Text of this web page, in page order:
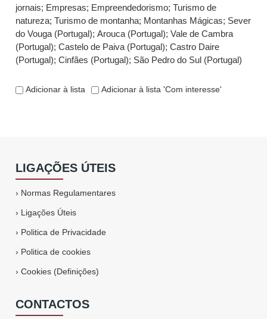
jornais; Empresas; Empreendedorismo;Turismo de
natureza;Turismo de montanha; Montanhas Mágicas; Sever
do Vouga (Portugal);Arouca (Portugal);Vale de Cambra
(Portugal);Castelo de Paiva (Portugal);Castro Daire
(Portugal);Cinfães (Portugal); São Pedro do Sul (Portugal)
Adicionar à lista Adicionar à lista 'Com interesse'
LIGAÇÕES ÚTEIS
› Normas Regulamentares
› Ligações Úteis
› Politica de Privacidade
› Politica de cookies
›Cookies (Definições)
CONTACTOS